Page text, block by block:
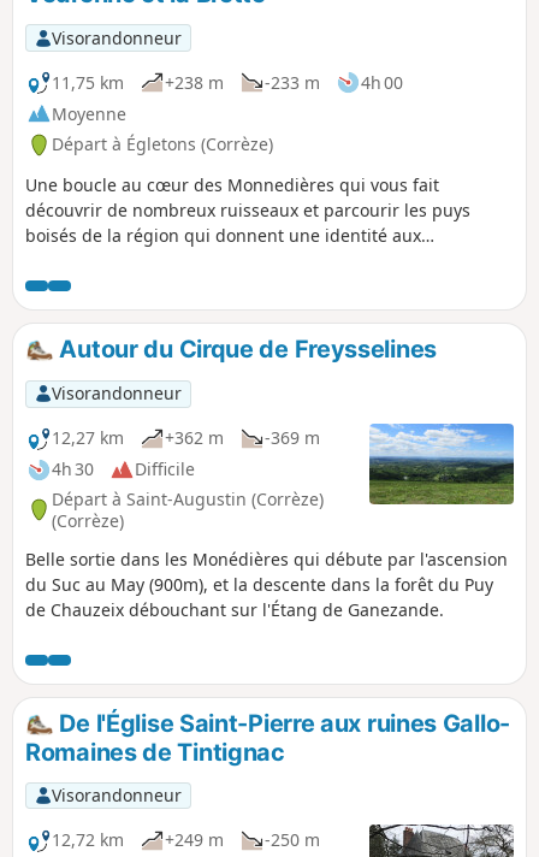
Visorandonneur
11,75 km
+238 m -233 m
4h 00
Moyenne
Départ à Égletons (Corrèze)
Une boucle au cœur des Monnedières qui vous fait
découvrir de nombreux ruisseaux et parcourir les puys
boisés de la région qui donnent une identité aux
de 8,5 km ; 2 h 45
Autour du Cirque de Freysselines
Visorandonneur
12,27 km
+362 m
-369 m
4h 30
Difficile
Départ à Saint-Augustin (Corrèze)
(Corrèze)
Belle sortie dans les Monédières qui débute par l'ascension
du Suc au May (900m), et la descente dans la forêt du Puy
de Chauzeix débouchant sur l'Étang de Ganezande.
De l'Église Saint-Pierre aux ruines Gallo-
Romaines de Tintignac
Visorandonneur
12,72 km
+249 m
-250 m